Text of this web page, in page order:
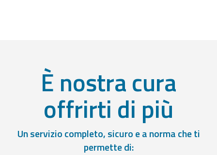
È nostra cura
offrirti di più
Un servizio completo, sicuro e a norma che ti
permette di: